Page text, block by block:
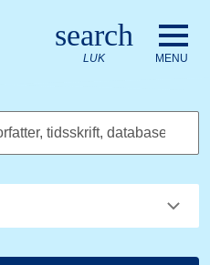
Gå til Det Kongelige
search
LUK MENU
tidsskrift, database